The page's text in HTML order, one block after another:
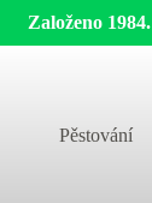
Založeno 1984.
Pěstování